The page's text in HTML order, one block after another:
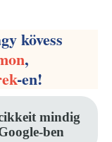
kövess
,
-en!
mindig
ben